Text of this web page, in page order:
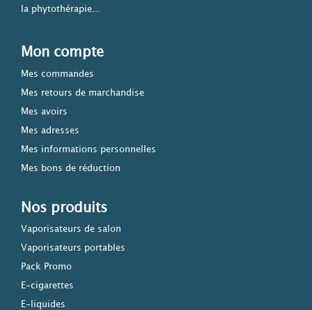
la phytothérapie...
Mon compte
Mes commandes
Mes retours de marchandise
Mes avoirs
Mes adresses
Mes informations personnelles
Mes bons de réduction
Nos produits
Vaporisateurs de salon
Vaporisateurs portables
Pack Promo
E-cigarettes
E-liquides